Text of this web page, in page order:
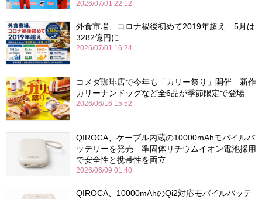
2026/07/01 22:12
外食市場、コロナ禍後初めて2019年超え 5月は
3282億円に
2026/07/01 16:24
コメダ珈琲店で今年も「カリー祭り」開催 新作
カリーナンドッグなど全6品が季節限定で登場
2026/06/16 15:52
QIROCA、ケーブル内蔵の10000mAhモバイルバ
ッテリーを発売 準固体リチウムイオン電池採用
で安全性と携帯性を両立
2026/06/09 01:40
QIROCA、10000mAhのQi2対応モバイルバッテ